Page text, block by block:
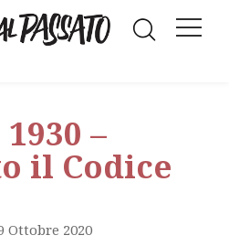
–
il Codice
Ottobre 2020